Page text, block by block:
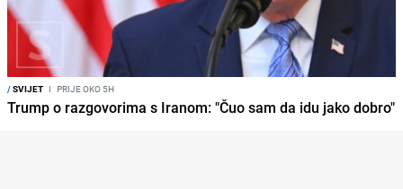
/SVIJET I PRIJE OKO 5H
Trump o razgovorima s Iranom: "Čuo sam da idu jako dobro"